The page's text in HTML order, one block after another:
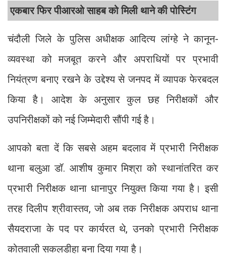
एकबार फिर पीआरओ साहब को मिली थाने की पोस्टिंग
चंदौली जिले के पुलिस अधीक्षक आदित्य लांग्हे ने कानून-
व्यवस्था को मजबूत करने और अपराधियों पर प्रभावी
नियंत्रण बनाए रखने के उद्देश्य से जनपद में व्यापक फेरबदल
किया है। आदेश के अनुसार कुल छह निरीक्षकों और
उपनिरीक्षकों को नई जिम्मेदारी सौंपी गई है।
आपको बता दें कि सबसे अहम बदलाव में प्रभारी निरीक्षक
थाना बलुआ डॉ. आशीष कुमार मिश्रा को स्थानांतरित कर
प्रभारी निरीक्षक थाना धानापुर नियुक्त किया गया है। इसी
तरह दिलीप श्रीवास्तव, जो अब तक निरीक्षक अपराध थाना
सैयदराजा के पद पर कार्यरत थे, उनको प्रभारी निरीक्षक
कोतवाली सकलडीहा बना दिया गया है।